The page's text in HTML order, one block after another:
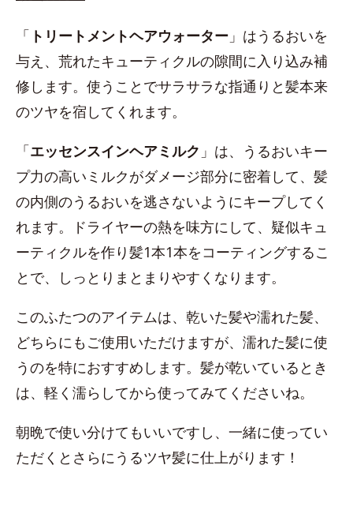
「 トリートメントヘアウォーター 」はうるおいを
与え、荒れたキューティクルの隙間に入り込み補
修します。使うことでサラサラな指通りと髪本来
のツヤを宿してくれます。
「エッセンスインヘアミルク 」は、うるおいキー
プ力の高いミルクがダメージ部分に密着して、髪
の内側のうるおいを逃さないようにキープしてく
れます。ドライヤーの熱を味方にして、疑似キュ
ーティクルを作り髪1本1本をコーティングするこ
とで、しっとりまとまりやすくなります。
このふたつのアイテムは、乾いた髪や濡れた髪、
どちらにもご使用いただけますが、濡れた髪に使
うのを特におすすめします。髪が乾いているとき
は、軽く濡らしてから使ってみてくださいね。
朝晩で使い分けてもいいですし、一緒に使ってい
ただくとさらにうるツヤ髪に仕上がります！